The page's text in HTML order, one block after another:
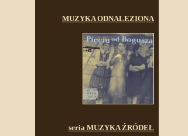
MUZYKA ODNALEZIONA
seria MUZYKA ŹRÓDEŁ